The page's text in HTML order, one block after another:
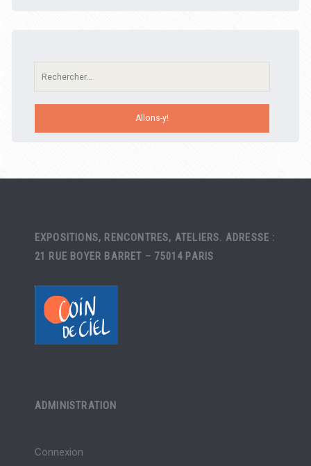
Recherche:
EXPOSITIONS, RENCONTRES, ATELIERS. ADRESSE :
21 RUE BOYER BARRET – 75014 PARIS
ADMINISTRATION
Connexion